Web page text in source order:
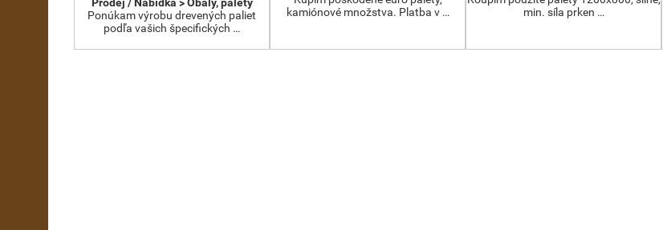
Ponúkam výrobu drevených paliet
podľa vašich špecifických …
kamiónové množstva. Platba v …
min. síla prken …